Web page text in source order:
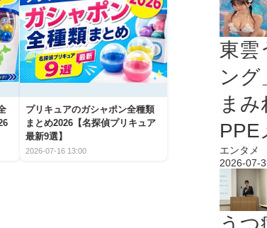
プリキュアのガシャポン全種類
まとめ2026【名探偵プリキュア
最新9選】
2026-07-16 13:00
東雲
ング
ま
PPE
エンタメ
2026-07-